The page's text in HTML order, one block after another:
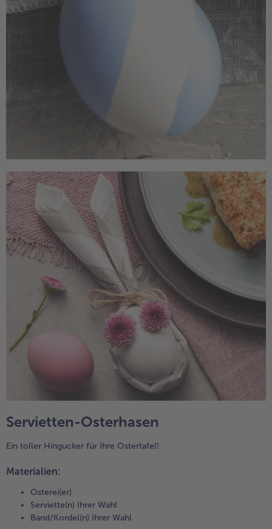
Servietten-Osterhasen
Ein toller Hingucker für Ihre Ostertafel!
Materialien:
Osterei(er)
Serviette(n) Ihrer Wahl
Band/Kordel(n) Ihrer Wahl